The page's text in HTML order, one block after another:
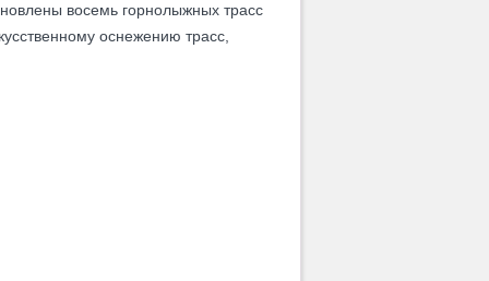
восемь горнолыжных трасс
оснежению трасс,